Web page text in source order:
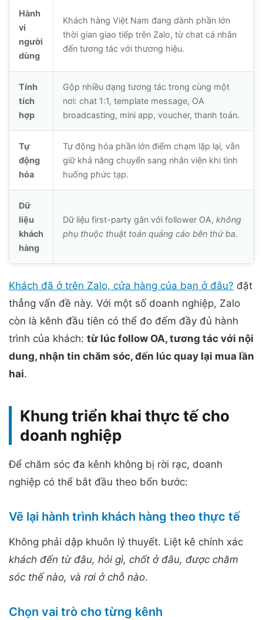
Hành
vi
người
dùng
Khách hàng Việt Nam đang dành phần lớn
thời gian giao tiếp trên Zalo, từ chat cá nhân
đến tương tác với thương hiệu.
Tính
tích
hợp
Gộp nhiều dạng tương tác trong cùng một
nơi: chat 1:1, template message, OA
broadcasting, mini app, voucher, thanh toán.
Tự
động
hóa
Tự động hóa phần lớn điểm chạm lặp lại, vẫn
giữ khả năng chuyển sang nhân viên khi tình
huống phức tạp.
Dữ
liệu
khách
hàng
Dữ liệu first-party gắn với follower OA, không
phụ thuộc thuật toán quảng cáo bên thứ ba.
Khách đã ở trên Zalo, cửa hàng của bạn ở đâu? đặt
thẳng vấn đề này. Với một số doanh nghiệp, Zalo
còn là kênh đầu tiên có thể đo đếm đầy đủ hành
trình của khách: từ lúc follow OA, tương tác với nội
dung, nhận tin chăm sóc, đến lúc quay lại mua lần
hai.
Khung triển khai thực tế cho
doanh nghiệp
Để chăm sóc đa kênh không bị rời rạc, doanh
nghiệp có thể bắt đầu theo bốn bước:
Vẽ lại hành trình khách hàng theo thực tế
Không phải dập khuôn lý thuyết. Liệt kê chính xác
khách đến từ đâu, hỏi gì, chốt ở đâu, được chăm
sóc thế nào, và rơi ở chỗ nào.
Chọn vai trò cho từng kênh